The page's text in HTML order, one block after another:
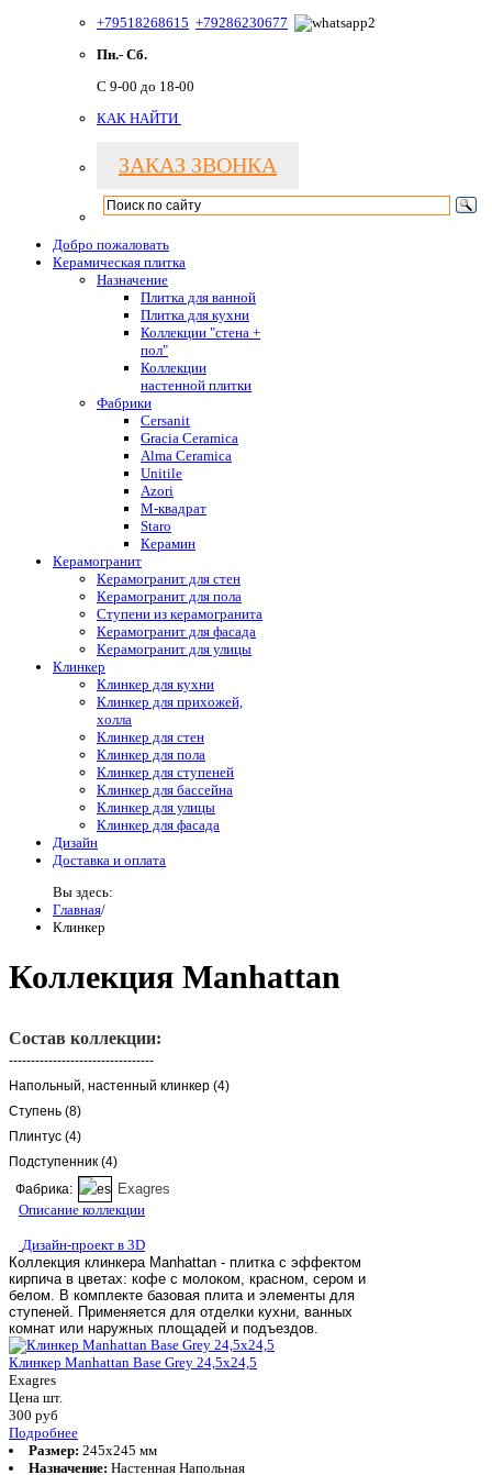
+79518268615 +79286230677
Пн.- Сб.
С 9-00 до 18-00
КАК НАЙТИ
ЗАКАЗ ЗВОНКА
Добро пожаловать
Керамическая плитка
Назначение
Плитка для ванной
Плитка для кухни
Коллекции "стена +
пол"
Коллекции
настенной плитки
Фабрики
Cersanit
Gracia Ceramica
Alma Ceramica
Unitile
Azori
М-квадрат
Staro
Керамин
Керамогранит
Керамогранит для стен
Керамогранит для пола
Ступени из керамогранита
Керамогранит для фасада
Керамогранит для улицы
Клинкер
Клинкер для кухни
Клинкер для прихожей,
холла
Клинкер для стен
Клинкер для пола
Клинкер для ступеней
Клинкер для бассейна
Клинкер для улицы
Клинкер для фасада
Дизайн
Доставка и оплата
Вы здесь:
Главная/
Клинкер
Коллекция Manhattan
Состав коллекции:
---------------------------------
Напольный, настенный клинкер (4)
Ступень (8)
Плинтус (4)
Подступенник (4)
Фабрика:
Exagres
Описание коллекции
Дизайн-проект в 3D
Коллекция клинкера Manhattan - плитка с эффектом
кирпича в цветах: кофе с молоком, красном, сером и
белом. В комплекте базовая плита и элементы для
ступеней. Применяется для отделки кухни, ванных
комнат или наружных площадей и подъездов.
Клинкер Manhattan Base Grey 24,5x24,5
Exagres
Цена шт.
300 руб
Подробнее
Размер: 245x245 мм
Назначение: Настенная Напольная